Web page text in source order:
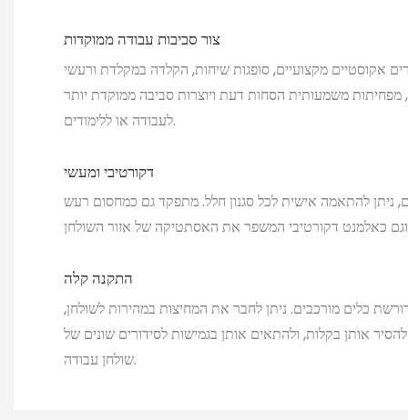
צור סביבות עבודה ממוקדות
אקוסטיים מקצועיים, סופגות שיחות, הקלדה במקלדת ורעשי
מפחיתות משמעותית הסחות דעת ויוצרות סביבה ממוקדת יותר
לעבודה או ללימודים.
דקורטיבי ומעשי
ניתן להתאמה אישית לכל סגנון חלל. מתפקד גם כמחסום רעש
התקנה קלה
כלים מורכבים. ניתן לחבר את המחיצות במהירות לשולחן,
אותן בקלות, ולהתאים אותן בגמישות לסידורים שונים של
שולחן עבודה.